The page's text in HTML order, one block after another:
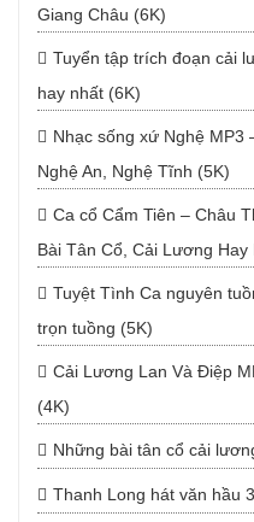
Giang Châu (6K)
Tuyển tập trích đoạn cải
hay nhất (6K)
Nhạc sống xứ Nghệ MP3
Nghệ An, Nghệ Tĩnh (5K)
Ca cổ Cẩm Tiên – Châu
Bài Tân Cổ, Cải Lương Hay
Tuyệt Tình Ca nguyên
trọn tuồng (5K)
Cải Lương Lan Và Điệp
(4K)
Những bài tân cổ cải
Thanh Long hát văn hầu